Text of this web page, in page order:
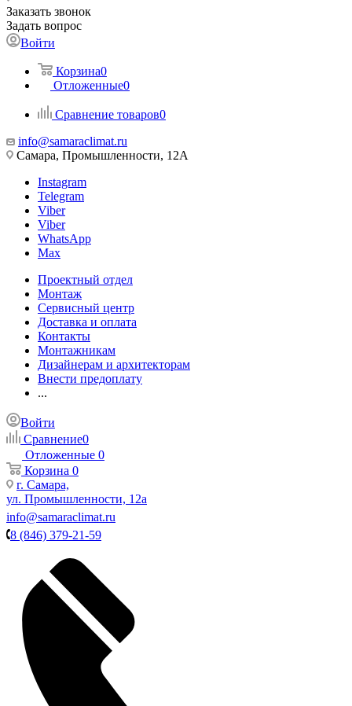
Заказать звонок
Задать вопрос
Войти
Корзина0
Отложенные0
Сравнение товаров0
info@samaraclimat.ru
Самара, Промышленности, 12А
Instagram
Telegram
Viber
Viber
WhatsApp
Max
Проектный отдел
Монтаж
Сервисный центр
Доставка и оплата
Контакты
Монтажникам
Дизайнерам и архитекторам
Внести предоплату
...
Войти
Сравнение0
Отложенные 0
Корзина 0
г. Самара,
ул. Промышленности, 12а
info@samaraclimat.ru
8 (846) 379-21-59